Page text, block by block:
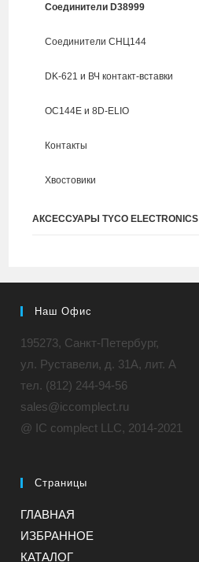
Соединители D38999
Соединители СНЦ144
DK-621 и ВЧ контакт-вставки
ОС144Е и 8D-ELIO
Контакты
Хвостовики
АКСЕССУАРЫ TYCO ELECTRONICS
Наш Офис
195273, Санкт-Петербург,
ул. Руставели, д. 31A, лит. А
тел. (812) 244-94-56
sales@iccomplect.ru
@ IC complect LLC, 2014-2021
Страницы
ГЛАВНАЯ
ИЗБРАННОЕ
КАТАЛОГ